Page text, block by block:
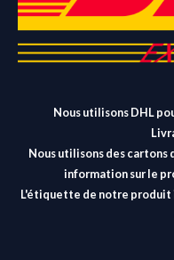
Nous utilisons DHL
Nous utilisons des cartons
information sur le
L'étiquette de notre produit